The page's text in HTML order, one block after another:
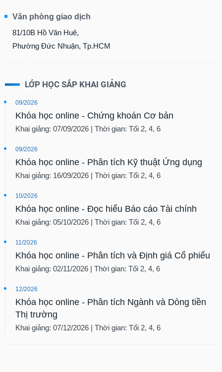
Văn phòng giao dịch
81/10B Hồ Văn Huê,
Phường Đức Nhuận, Tp.HCM
LỚP HỌC SẮP KHAI GIẢNG
09/2026
Khóa học online - Chứng khoán Cơ bản
Khai giảng: 07/09/2026 | Thời gian: Tối 2, 4, 6
09/2026
Khóa học online - Phân tích Kỹ thuật Ứng dụng
Khai giảng: 16/09/2026 | Thời gian: Tối 2, 4, 6
10/2026
Khóa học online - Đọc hiểu Báo cáo Tài chính
Khai giảng: 05/10/2026 | Thời gian: Tối 2, 4, 6
11/2026
Khóa học online - Phân tích và Định giá Cổ phiếu
Khai giảng: 02/11/2026 | Thời gian: Tối 2, 4, 6
12/2026
Khóa học online - Phân tích Ngành và Dòng tiền
Thị trường
Khai giảng: 07/12/2026 | Thời gian: Tối 2, 4, 6